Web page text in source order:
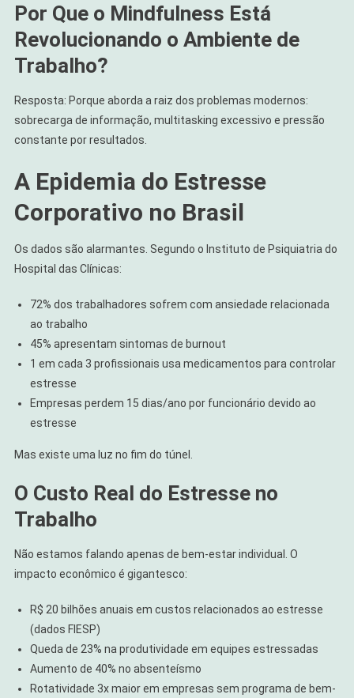
Por Que o Mindfulness Está
Revolucionando o Ambiente de
Trabalho?
Resposta: Porque aborda a raiz dos problemas modernos:
sobrecarga de informação, multitasking excessivo e pressão
constante por resultados.
A Epidemia do Estresse
Corporativo no Brasil
Os dados são alarmantes. Segundo o Instituto de Psiquiatria do
Hospital das Clínicas:
72% dos trabalhadores sofrem com ansiedade relacionada
ao trabalho
45% apresentam sintomas de burnout
1 em cada 3 profissionais usa medicamentos para controlar
estresse
Empresas perdem 15 dias/ano por funcionário devido ao
estresse
Mas existe uma luz no fim do túnel.
O Custo Real do Estresse no
Trabalho
Não estamos falando apenas de bem-estar individual. O
impacto econômico é gigantesco:
R$ 20 bilhões anuais em custos relacionados ao estresse
(dados FIESP)
Queda de 23% na produtividade em equipes estressadas
Aumento de 40% no absenteísmo
Rotatividade 3x maior em empresas sem programa de bem-